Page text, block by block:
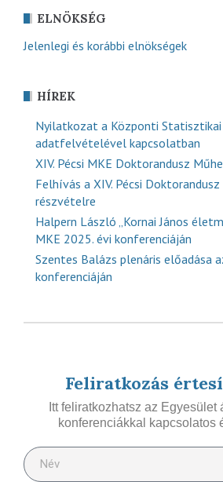
ELNÖKSÉG
Jelenlegi és korábbi elnökségek
HÍREK
Nyilatkozat a Központi Statisztikai
adatfelvételével kapcsolatban
XIV. Pécsi MKE Doktorandusz
Felhívás a XIV. Pécsi
részvételre
Halpern László „Kornai János
MKE 2025. évi konferenciáján
Szentes Balázs plenáris előadása
konferenciáján
Feliratkozás
Itt feliratkozhatsz az Egyesület
konferenciákkal kapcsolatos